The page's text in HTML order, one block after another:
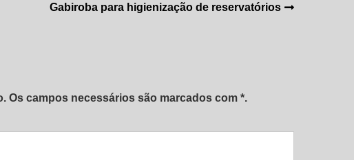
Gabiroba para higienização de reservatórios
Os campos necessários são marcados com *.